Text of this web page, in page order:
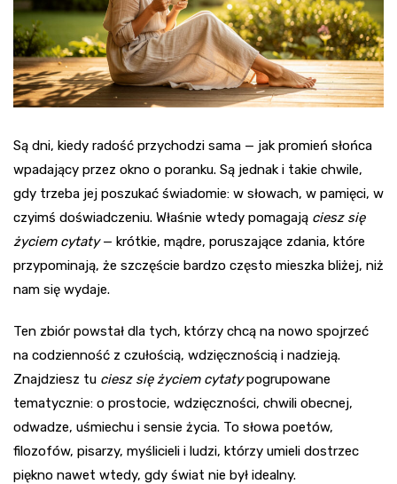
Są dni, kiedy radość przychodzi sama — jak promień słońca
wpadający przez okno o poranku. Są jednak i takie chwile,
gdy trzeba jej poszukać świadomie: w słowach, w pamięci, w
czyimś doświadczeniu. Właśnie wtedy pomagają ciesz się
życiem cytaty— krótkie, mądre, poruszające zdania, które
przypominają, że szczęście bardzo często mieszka bliżej, niż
nam się wydaje.
Ten zbiór powstał dla tych, którzy chcą na nowo spojrzeć
na codzienność z czułością, wdzięcznością i nadzieją.
Znajdziesz tu ciesz się życiem cytatypogrupowane
tematycznie: o prostocie, wdzięczności, chwili obecnej,
odwadze, uśmiechu i sensie życia. To słowa poetów,
filozofów, pisarzy, myślicieli i ludzi, którzy umieli dostrzec
piękno nawet wtedy, gdy świat nie był idealny.